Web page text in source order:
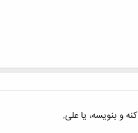
و بنویسه، یا علی.